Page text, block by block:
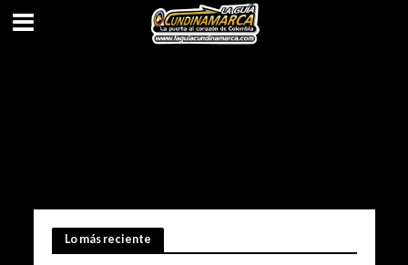
Lo más reciente